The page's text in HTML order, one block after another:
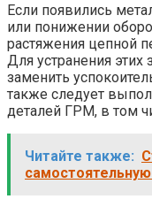
Если появились
или понижении
растяжения цепной
Для устранения
заменить
также следует
деталей ГРМ, в том
Читайте также: